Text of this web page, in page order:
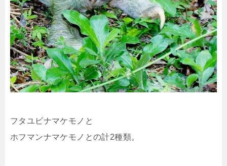
フタユビナマケモノと
ホフマンナマケモノとの計2種類。